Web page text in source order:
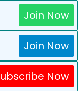
Join Now
Join Now
Now